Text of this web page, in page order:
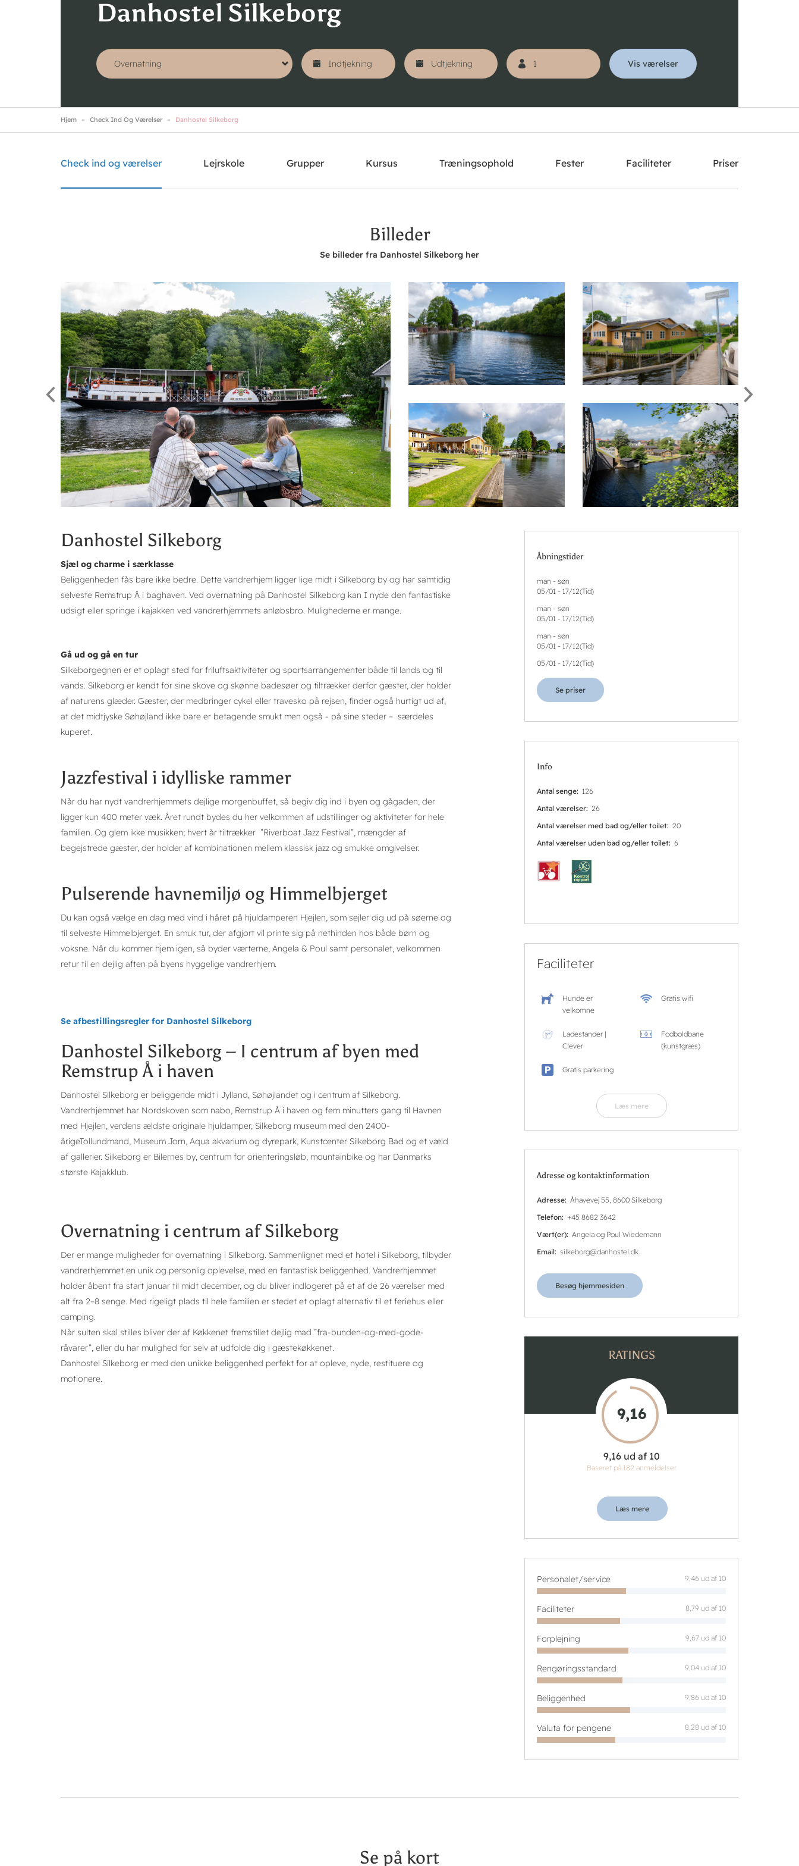
Danhostel Silkeborg
Vis værelser
Danhostel Silkeborg Søg
Hjem Check Ind Og Værelser Danhostel Silkeborg
Check ind og værelser Lejrskole Grupper Kursus Træningsophold Fester Faciliteter Priser
Billeder
Se billeder fra Danhostel Silkeborg her
Danhostel Silkeborg
Sjæl og charme i særklasse
Beliggenheden fås bare ikke bedre. Dette vandrerhjem ligger lige midt i Silkeborg by og har samtidig
selveste Remstrup Å i baghaven. Ved overnatning på Danhostel Silkeborg kan I nyde den fantastiske
udsigt eller springe i kajakken ved vandrerhjemmets anløbsbro. Mulighederne er mange.
Gå ud og gå en tur
Silkeborgegnen er et oplagt sted for friluftsaktiviteter og sportsarrangementer både til lands og til
vands. Silkeborg er kendt for sine skove og skønne badesøer og tiltrækker derfor gæster, der holder
af naturens glæder. Gæster, der medbringer cykel eller travesko på rejsen, finder også hurtigt ud af,
at det midtjyske Søhøjland ikke bare er betagende smukt men også - på sine steder – særdeles
kuperet.
Jazzfestival i idylliske rammer
Når du har nydt vandrerhjemmets dejlige morgenbuffet, så begiv dig ind i byen og gågaden, der
ligger kun 400 meter væk. Året rundt bydes du her velkommen af udstillinger og aktiviteter for hele
familien. Og glem ikke musikken; hvert år tiltrækker ”Riverboat Jazz Festival”, mængder af
begejstrede gæster, der holder af kombinationen mellem klassisk jazz og smukke omgivelser.
Pulserende havnemiljø og Himmelbjerget
Du kan også vælge en dag med vind i håret på hjuldamperen Hjejlen, som sejler dig ud på søerne og
til selveste Himmelbjerget. En smuk tur, der afgjort vil printe sig på nethinden hos både børn og
voksne. Når du kommer hjem igen, så byder værterne, Angela & Poul samt personalet, velkommen
retur til en dejlig aften på byens hyggelige vandrerhjem.
Se afbestillingsregler for Danhostel Silkeborg
Danhostel Silkeborg – I centrum af byen med
Remstrup Å i haven
Danhostel Silkeborg er beliggende midt i Jylland, Søhøjlandet og i centrum af Silkeborg.
Vandrerhjemmet har Nordskoven som nabo, Remstrup Å i haven og fem minutters gang til Havnen
med Hjejlen, verdens ældste originale hjuldamper, Silkeborg museum med den 2400-
årigeTollundmand, Museum Jorn, Aqua akvarium og dyrepark, Kunstcenter Silkeborg Bad og et væld
af gallerier. Silkeborg er Bilernes by, centrum for orienteringsløb, mountainbike og har Danmarks
største Kajakklub.
Overnatning i centrum af Silkeborg
Der er mange muligheder for overnatning i Silkeborg. Sammenlignet med et hotel i Silkeborg, tilbyder
vandrerhjemmet en unik og personlig oplevelse, med en fantastisk beliggenhed. Vandrerhjemmet
holder åbent fra start januar til midt december, og du bliver indlogeret på et af de 26 værelser med
alt fra 2–8 senge. Med rigeligt plads til hele familien er stedet et oplagt alternativ til et feriehus eller
camping.
Når sulten skal stilles bliver der af Køkkenet fremstillet dejlig mad ”fra-bunden-og-med-gode-
råvarer”, eller du har mulighed for selv at udfolde dig i gæstekøkkenet.
Danhostel Silkeborg er med den unikke beliggenhed perfekt for at opleve, nyde, restituere og
motionere.
Åbningstider
man - søn
05/01 - 17/12(Tid)
man - søn
05/01 - 17/12(Tid)
man - søn
05/01 - 17/12(Tid)
05/01 - 17/12(Tid)
Se priser
Info
Antal senge 126
Antal værelser 26
Antal værelser med bad og/eller toilet 20
Antal værelser uden bad og/eller toilet 6
Faciliteter
Hunde er
velkomne
Gratis wifi
Ladestander |
Clever
Fodboldbane
(kunstgræs)
Gratis parkering
Læs mere
Adresse og kontaktinformation
Adresse Åhavevej 55, 8600 Silkeborg
Telefon +45 8682 3642
Vært(er) Angela og Poul Wiedemann
Email silkeborg@danhostel.dk
Besøg hjemmesiden
RATINGS
9,16
9,16 ud af 10
Baseret på 182 anmeldelser
Læs mere
Personalet/service 9,46 ud af 10
Faciliteter 8,79 ud af 10
Forplejning 9,67 ud af 10
Rengøringsstandard 9,04 ud af 10
Beliggenhed 9,86 ud af 10
Valuta for pengene 8,28 ud af 10
Se på kort